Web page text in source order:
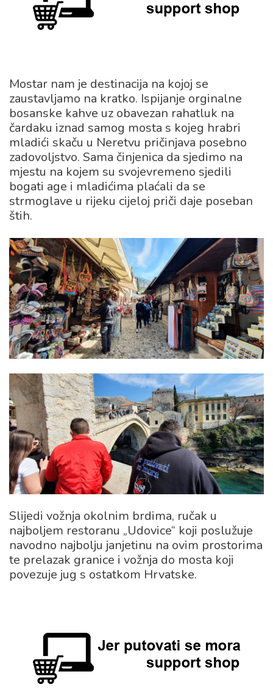
Mostar nam je destinacija na kojoj se
zaustavljamo na kratko. Ispijanje orginalne
bosanske kahve uz obavezan rahatluk na
čardaku iznad samog mosta s kojeg hrabri
mladići skaču u Neretvu pričinjava posebno
zadovoljstvo. Sama činjenica da sjedimo na
mjestu na kojem su svojevremeno sjedili
bogati age i mladićima plaćali da se
strmoglave u rijeku cijeloj priči daje poseban
štih.
Slijedi vožnja okolnim brdima, ručak u
najboljem restoranu „Udovice“ koji poslužuje
navodno najbolju janjetinu na ovim prostorima
te prelazak granice i vožnja do mosta koji
povezuje jug s ostatkom Hrvatske.